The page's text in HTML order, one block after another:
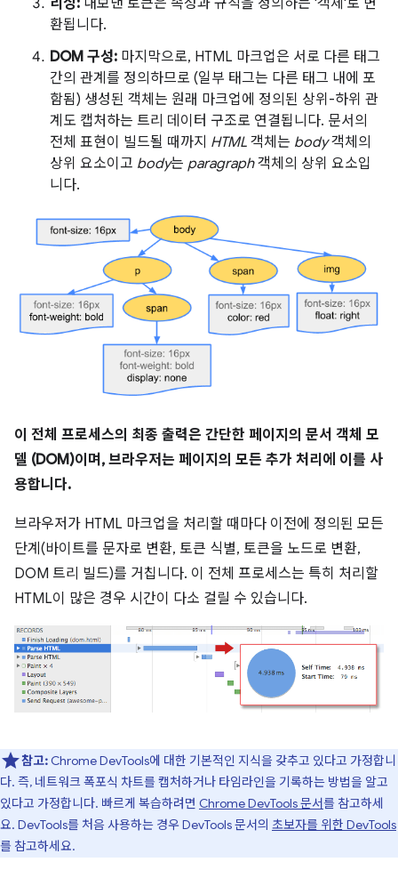
리싱: 내보낸 토큰은 속성과 규칙을 정의하는 '객체'로 변
환됩니다.
DOM 구성: 마지막으로, HTML 마크업은 서로 다른 태그
간의 관계를 정의하므로 (일부 태그는 다른 태그 내에 포
함됨) 생성된 객체는 원래 마크업에 정의된 상위-하위 관
계도 캡처하는 트리 데이터 구조로 연결됩니다. 문서의
전체 표현이 빌드될 때까지 HTML 객체는 body객체의
상위 요소이고 body는 paragraph객체의 상위 요소입
니다.
이 전체 프로세스의 최종 출력은 간단한 페이지의 문서 객체 모
델 (DOM)이며, 브라우저는 페이지의 모든 추가 처리에 이를 사
용합니다.
브라우저가 HTML 마크업을 처리할 때마다 이전에 정의된 모든
단계(바이트를 문자로 변환, 토큰 식별, 토큰을 노드로 변환,
DOM 트리 빌드)를 거칩니다. 이 전체 프로세스는 특히 처리할
HTML이 많은 경우 시간이 다소 걸릴 수 있습니다.
참고: Chrome DevTools에 대한 기본적인 지식을 갖추고 있다고 가정합니
다. 즉, 네트워크 폭포식 차트를 캡처하거나 타임라인을 기록하는 방법을 알고
있다고 가정합니다. 빠르게 복습하려면 Chrome DevTools 문서를 참고하세
요. DevTools를 처음 사용하는 경우 DevTools 문서의 초보자를 위한 DevTools
를 참고하세요.